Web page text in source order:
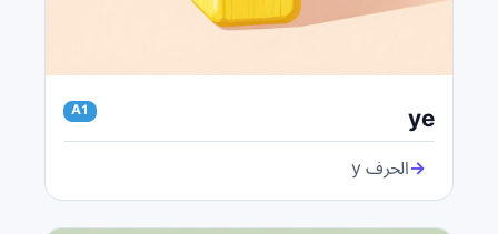
ye
A1
→الحرف y